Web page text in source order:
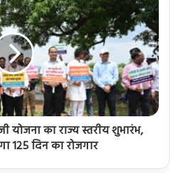
योजना का राज्य स्तरीय शुभारंभ,
125 दिन का रोजगार